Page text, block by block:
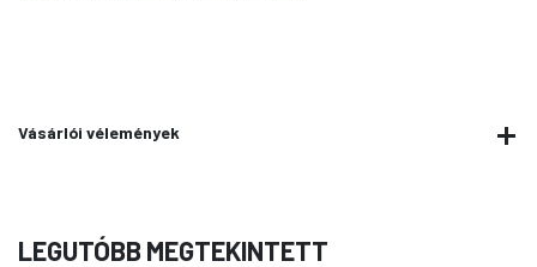
Vásárlói vélemények
LEGUTÓBB MEGTEKINTETT